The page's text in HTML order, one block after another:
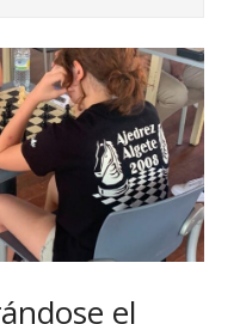
el